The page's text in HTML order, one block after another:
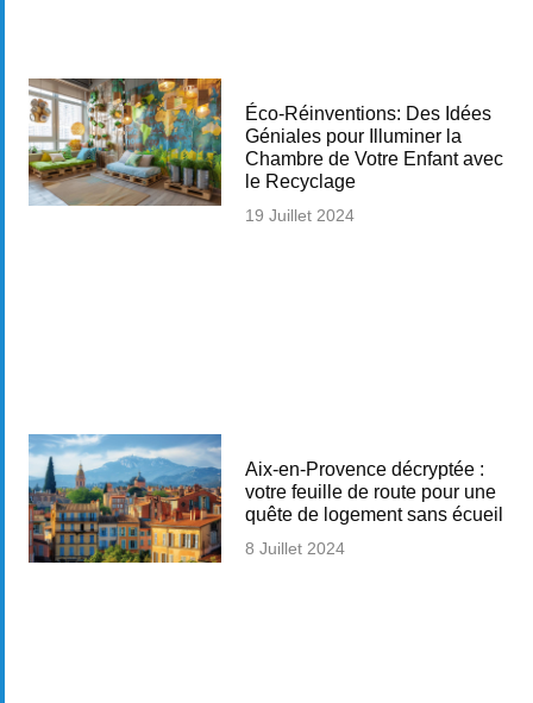
Éco-Réinventions: Des Idées
Géniales pour Illuminer la
Chambre de Votre Enfant avec
le Recyclage
19 Juillet 2024
Aix-en-Provence décryptée :
votre feuille de route pour une
quête de logement sans écueil
8 Juillet 2024